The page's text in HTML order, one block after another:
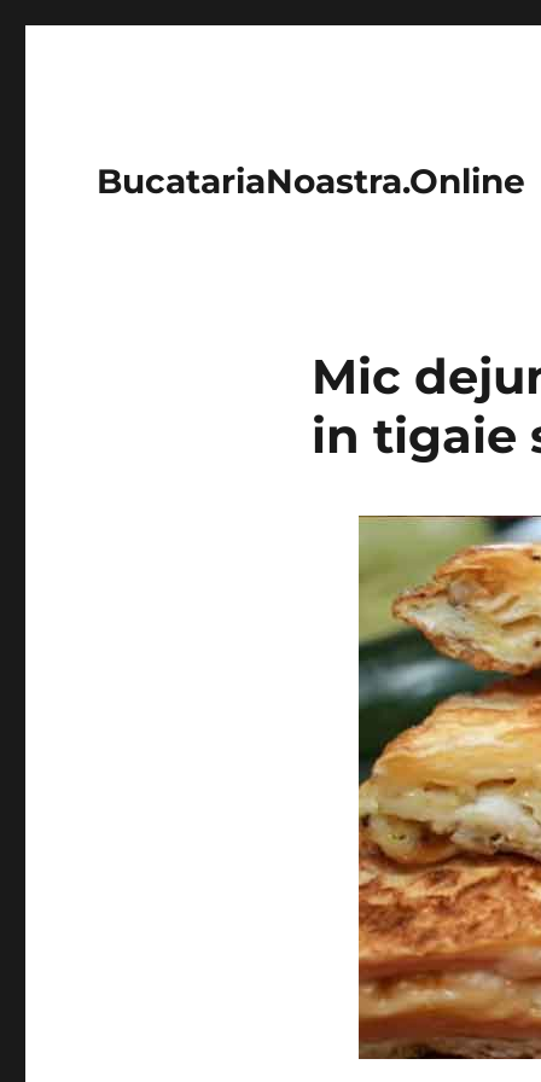
BucatariaNoastra.Online
Mic
in tigaie